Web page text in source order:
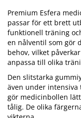
Premium Esfera
passar för ett brett
funktionell träning
en nålventil som gör
behov, vilket
anpassa till olika
Den slitstarka
även under intensiva
gör medicinbollen
tålig. De olika